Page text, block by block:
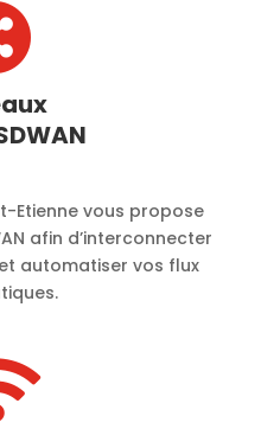
Etienne vous propose
afin d’interconnecter
automatiser vos flux